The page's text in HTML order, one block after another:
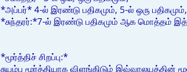
*அப்பர்* 4-ல் இரண்டு பதிகமும், 5-ல் ஒரு
*சுந்தரர்:*7-ல் இரண்டு பதிகமும் ஆக மொத்தம்
*மூர்த்திச் சிறப்பு:*
சுயம்பு மூர்த்தியாக விளங்கிடும் இவ்வாலயத்தின்